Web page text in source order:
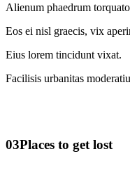
Alienum phaedrum
Eos ei nisl graecis, vix
Eius lorem tincidunt vixat.
Facilisis urbanitas
03Places to get lost